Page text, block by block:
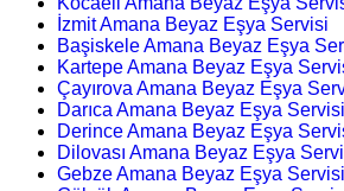
İzmit Amana Beyaz Eşya Servisi
Başiskele Amana Beyaz Eşya
Kartepe Amana Beyaz Eşya
Çayırova Amana Beyaz Eşya
Darıca Amana Beyaz Eşya Servisi
Derince Amana Beyaz Eşya
Dilovası Amana Beyaz Eşya
Gebze Amana Beyaz Eşya Servisi